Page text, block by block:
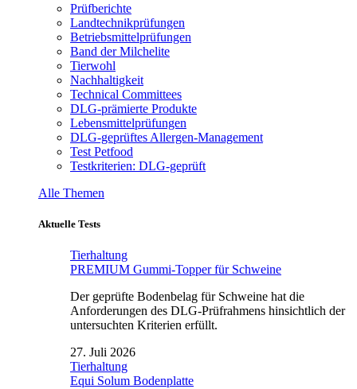
Prüfberichte
Landtechnikprüfungen
Betriebsmittelprüfungen
Band der Milchelite
Tierwohl
Nachhaltigkeit
Technical Committees
DLG-prämierte Produkte
Lebensmittelprüfungen
DLG-geprüftes Allergen-Management
Test Petfood
Testkriterien: DLG-geprüft
Alle Themen
Aktuelle Tests
Tierhaltung
PREMIUM Gummi-Topper für Schweine
Der geprüfte Bodenbelag für Schweine hat die
Anforderungen des DLG-Prüfrahmens hinsichtlich der
untersuchten Kriterien erfüllt.
27. Juli 2026
Tierhaltung
Equi Solum Bodenplatte